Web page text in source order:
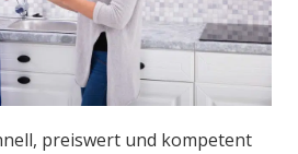
preiswert und kompetent